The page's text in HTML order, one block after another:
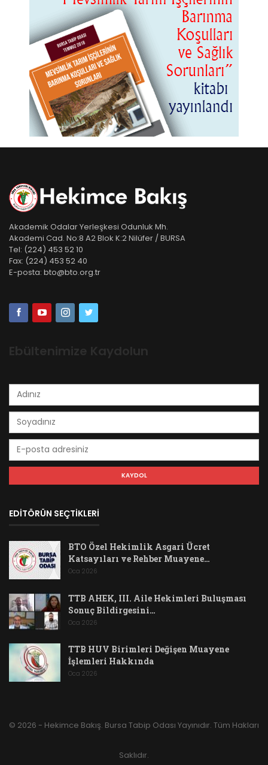
Akademik Odalar Yerleşkesi Odunluk Mh.
Akademi Cad. No:8 A2 Blok K:2 Nilüfer / BURSA
Tel: (224) 453 52 10
Fax: (224) 453 52 40
E-posta: bto@bto.org.tr
Ebültenimize Kaydolun
EDİTÖRÜN SEÇTİKLERİ
BTO Özel Hekimlik Asgari Ücret
Katsayıları ve Rehber Muayene…
Oca 2026
TTB AHEK, III. Aile Hekimleri Buluşması
Sonuç Bildirgesini…
Oca 2026
TTB HUV Birimleri Değişen Muayene
İşlemleri Hakkında
Oca 2026
© 2026 - Hekimce Bakış. Bursa Tabip Odası Yayınıdır. Tüm Hakları
Saklıdır.